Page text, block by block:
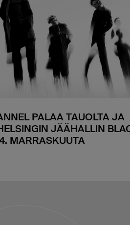
PALAA TAUOLTA JA
JÄÄHALLIN
MARRASKUUTA